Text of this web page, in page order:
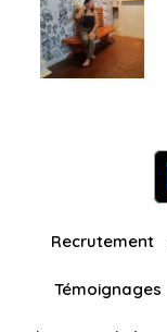
Recrutement
Témoignages